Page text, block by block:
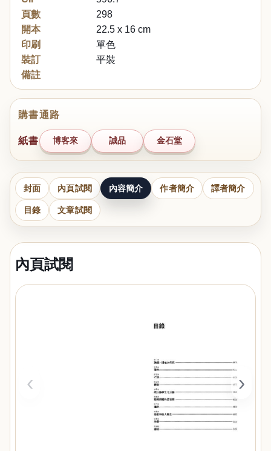
頁數
298
開本
22.5 x 16 cm
印刷
單色
裝訂
平裝
備註
購書通路
紙書 博客來 誠品 金石堂
封面 內頁試閱 內容簡介 作者簡介 譯者簡介
目錄 文章試閱
內頁試閱
‹ ›